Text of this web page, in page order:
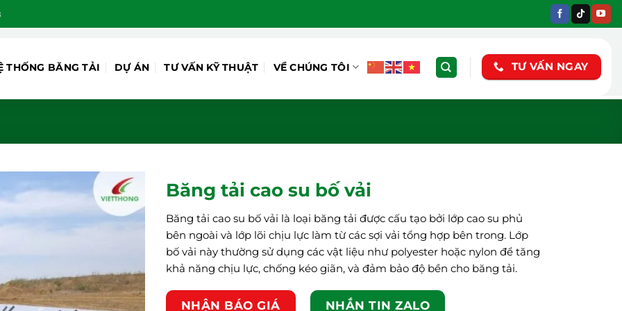
THỐNG BĂNG TẢI DỰ ÁN TƯ VẤN KỸ THUẬT VỀ CHÚNG TÔI TƯ VẤN NGAY
Băng tải cao su bố vải
Băng tải cao su bố vải là loại băng tải được cấu tạo bởi lớp cao su phủ
bên ngoài và lớp lõi chịu lực làm từ các sợi vải tổng hợp bên trong. Lớp
bố vải này thường sử dụng các vật liệu như polyester hoặc nylon để tăng
khả năng chịu lực, chống kéo giãn, và đảm bảo độ bền cho băng tải.
NHẬN BÁO GIÁ NHẮN TIN ZALO